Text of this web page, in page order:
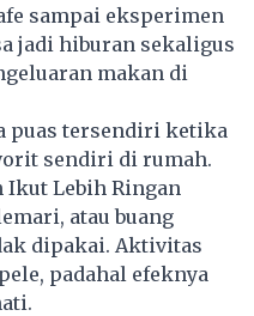
sampai eksperimen
jadi hiburan sekaligus
makan di
puas tersendiri ketika
sendiri di rumah.
Lebih Ringan
atau buang
dipakai. Aktivitas
padahal efeknya